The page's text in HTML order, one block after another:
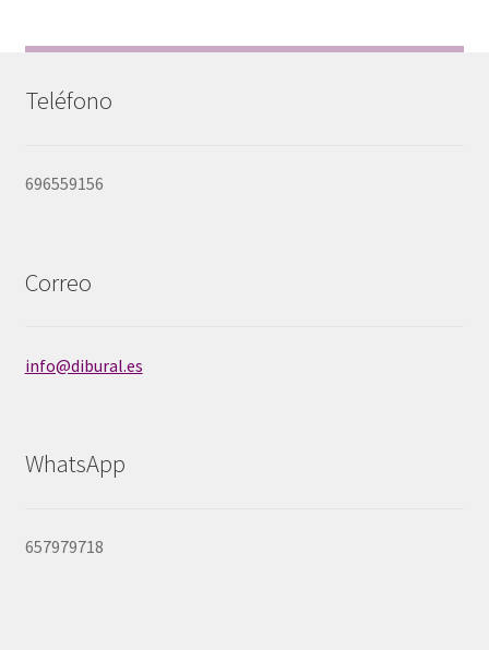
Teléfono
696559156
Correo
info@dibural.es
WhatsApp
657979718